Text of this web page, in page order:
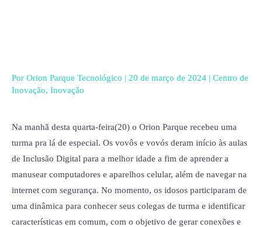
Por Orion Parque Tecnológico | 20 de março de 2024 | Centro de
Inovação, Inovação
Na manhã desta quarta-feira(20) o Orion Parque recebeu uma
turma pra lá de especial. Os vovôs e vovós deram início às aulas
de Inclusão Digital para a melhor idade a fim de aprender a
manusear computadores e aparelhos celular, além de navegar na
internet com segurança. No momento, os idosos participaram de
uma dinâmica para conhecer seus colegas de turma e identificar
características em comum, com o objetivo de gerar conexões e